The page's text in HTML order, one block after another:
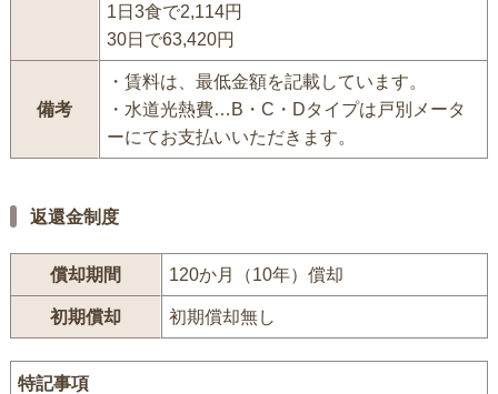
1日3食で2,114円
30日で63,420円
備考
・賃料は、最低金額を記載しています。
・水道光熱費…B・C・Dタイプは戸別メータ
ーにてお支払いいただきます。
返還金制度
償却期間 120か月（10年）償却
初期償却 初期償却無し
特記事項